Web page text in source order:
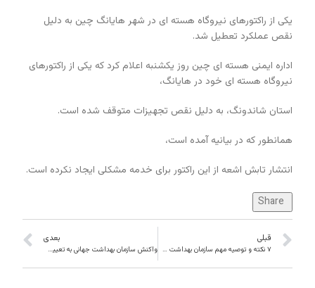
یکی از راکتورهای نیروگاه هسته ای در شهر هایانگ چین به دلیل
نقص عملکرد تعطیل شد.
اداره ایمنی هسته ای چین روز یکشنبه اعلام کرد که یکی از راکتورهای
نیروگاه هسته ای خود در هایانگ،
استان شاندونگ، به دلیل نقص تجهیزات متوقف شده است.
همانطور که در بیانیه آمده است،
انتشار تابش اشعه از این راکتور برای خدمه مشکلی ایجاد نکرده است.
Share
قبلی
۷ نکته و توصیه مهم سازمان بهداشت جهانی در مورد ویروس کرونا
بعدی
واکنش سازمان بهداشت جهانی به تعیین زمان برای پایان کرونا